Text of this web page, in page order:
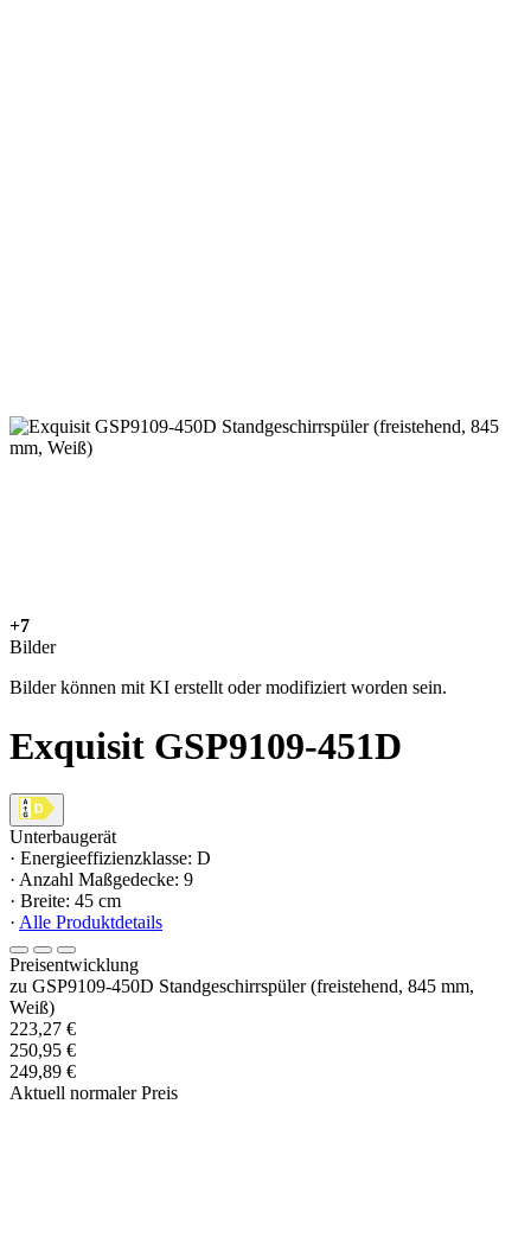
+7
Bilder
Bilder können mit KI erstellt oder modifiziert worden sein.
Exquisit GSP9109-451D
Unterbaugerät
· Energieeffizienzklasse: D
· Anzahl Maßgedecke: 9
· Breite: 45 cm
· Alle Produktdetails
Preisentwicklung
zu GSP9109-450D Standgeschirrspüler (freistehend, 845 mm,
Weiß)
223,27 €
250,95 €
249,89 €
Aktuell normaler Preis